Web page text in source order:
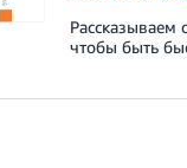
Рассказываем
чтобы быть